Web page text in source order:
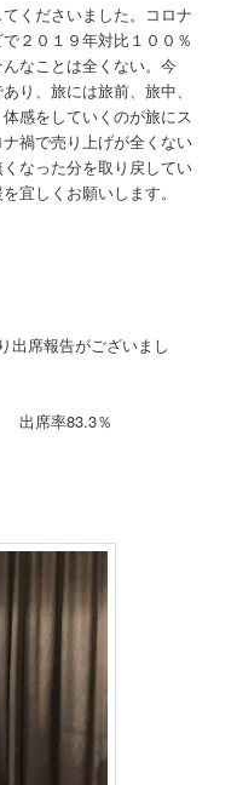
くださいました。コロナ
２０１９年対比１００％
なことは全くない。今
り、旅には旅前、旅中、
感をしていくのが旅にス
禍で売り上げが全くない
なった分を取り戻してい
宜しくお願いします。
席報告がございまし
席率83.3％